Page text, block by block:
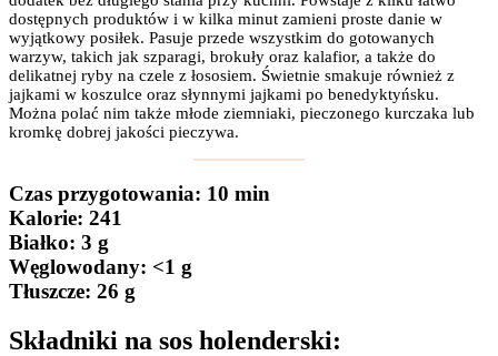
dostępnych produktów i w kilka minut zamieni proste danie w
wyjątkowy posiłek. Pasuje przede wszystkim do gotowanych
warzyw, takich jak szparagi, brokuły oraz kalafior, a także do
delikatnej ryby na czele z łososiem. Świetnie smakuje również z
jajkami w koszulce oraz słynnymi jajkami po benedyktyńsku.
Można polać nim także młode ziemniaki, pieczonego kurczaka lub
kromkę dobrej jakości pieczywa.
Czas przygotowania: 10 min
Kalorie: 241
Białko: 3 g
Węglowodany: <1 g
Tłuszcze: 26 g
Składniki na sos holenderski: